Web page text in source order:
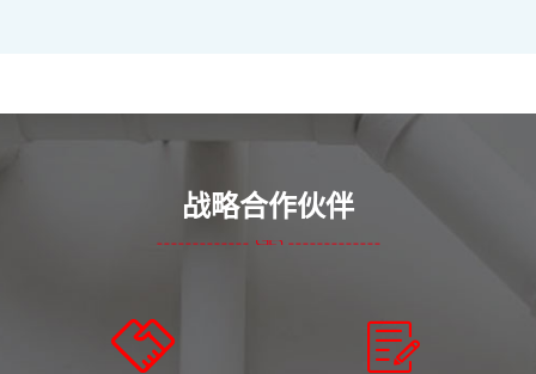
战略合作伙伴